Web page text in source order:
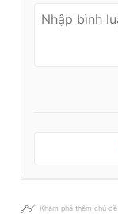
Khám phá thêm chủ đề